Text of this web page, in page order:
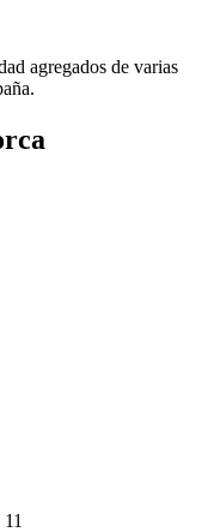
agregados de varias